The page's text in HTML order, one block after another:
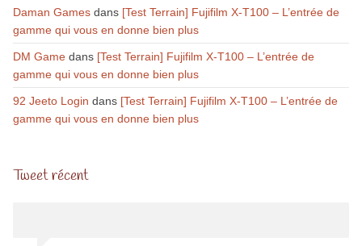
Daman Gamesdans [Test Terrain] Fujifilm X-T100 – L’entrée de
gamme qui vous en donne bien plus
DM Gamedans [Test Terrain] Fujifilm X-T100 – L’entrée de
gamme qui vous en donne bien plus
92 Jeeto Login dans [Test Terrain] Fujifilm X-T100 – L’entrée de
gamme qui vous en donne bien plus
Tweet récent